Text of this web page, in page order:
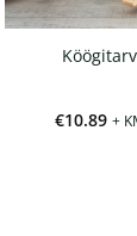
€10.89 +